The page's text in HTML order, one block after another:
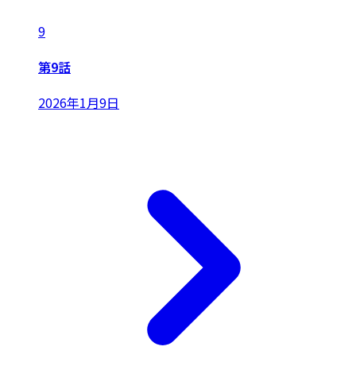
9
第9話
2026年1月9日